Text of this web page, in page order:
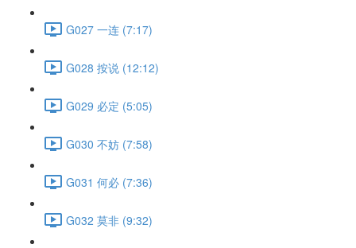
G027 一连 (7:17)
G028 按说 (12:12)
G029 必定 (5:05)
G030 不妨 (7:58)
G031 何必 (7:36)
G032 莫非 (9:32)